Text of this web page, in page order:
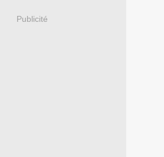
Publicité